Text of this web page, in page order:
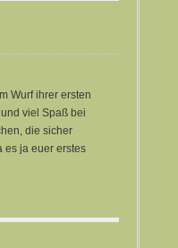
Wurf ihrer ersten
viel Spaß bei
die sicher
es ja euer erstes